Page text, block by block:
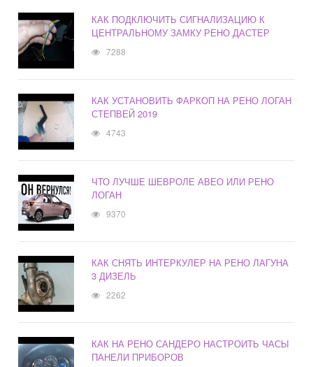
КАК ПОДКЛЮЧИТЬ СИГНАЛИЗАЦИЮ К
ЦЕНТРАЛЬНОМУ ЗАМКУ РЕНО ДАСТЕР
7288
КАК УСТАНОВИТЬ ФАРКОП НА РЕНО ЛОГАН
СТЕПВЕЙ 2019
4743
ЧТО ЛУЧШЕ ШЕВРОЛЕ АВЕО ИЛИ РЕНО
ЛОГАН
9370
КАК СНЯТЬ ИНТЕРКУЛЕР НА РЕНО ЛАГУНА
3 ДИЗЕЛЬ
2262
КАК НА РЕНО САНДЕРО НАСТРОИТЬ ЧАСЫ
ПАНЕЛИ ПРИБОРОВ